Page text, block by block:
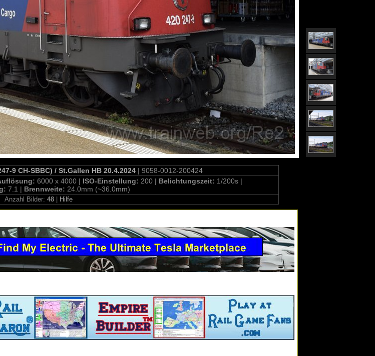
9 CH-SBBC) / St.Gallen HB 20.4.2024| 9058-0012-200424
6000 x 4000 | ISO-Einstellung: 200 | Belichtungszeit: 1/200s |
7.1 | Brennweite: 24.0mm (~36.0mm)
Anzahl Bilder: 48 Hilfe